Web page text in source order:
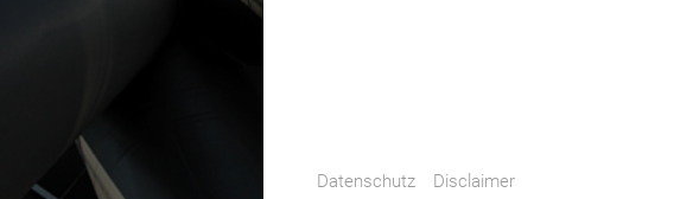
Datenschutz Disclaimer